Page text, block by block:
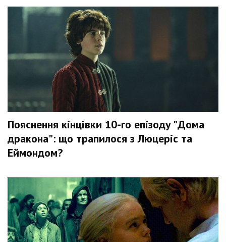
Пояснення кінцівки 10-го епізоду "Дома
дракона": що трапилося з Люцеріс та
Еймондом?